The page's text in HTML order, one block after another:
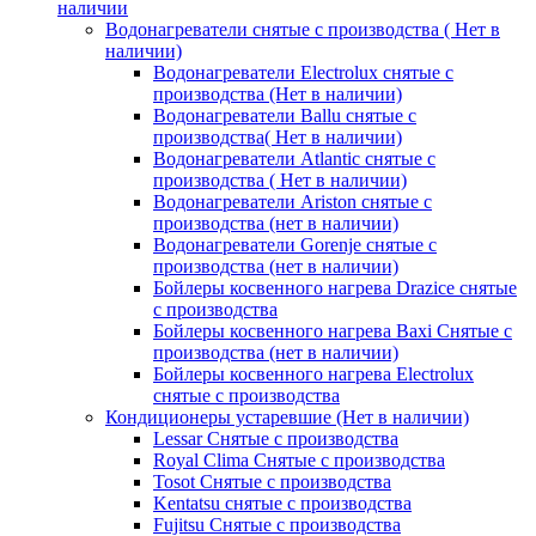
наличии
Водонагреватели снятые с производства ( Нет в
наличии)
Водонагреватели Electrolux снятые с
производства (Нет в наличии)
Водонагреватели Ballu снятые с
производства( Нет в наличии)
Водонагреватели Atlantic снятые с
производства ( Нет в наличии)
Водонагреватели Ariston снятые с
производства (нет в наличии)
Водонагреватели Gorenje снятые с
производства (нет в наличии)
Бойлеры косвенного нагрева Drazice снятые
с производства
Бойлеры косвенного нагрева Baxi Снятые с
производства (нет в наличии)
Бойлеры косвенного нагрева Electrolux
снятые с производства
Кондиционеры устаревшие (Нет в наличии)
Lessar Снятые с производства
Royal Clima Снятые с производства
Tosot Снятые с производства
Kentatsu снятые с производства
Fujitsu Снятые с производства